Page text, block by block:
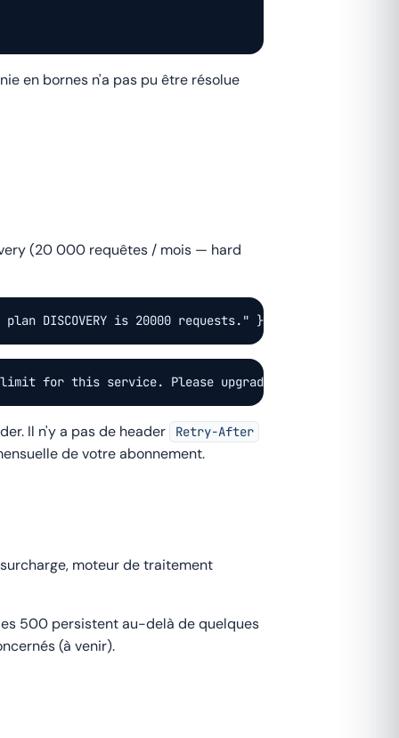
en bornes n'a pas pu être résolue
(20 000 requêtes / mois — hard
DISCOVERY is 20000 requests." }
limit for this service. Please upgrade your plan." }
Il n'y a pas de header Retry-After
de votre abonnement.
moteur de traitement
les 500 persistent au-delà de quelques
(à venir).